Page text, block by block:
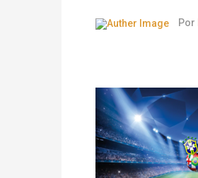
Por